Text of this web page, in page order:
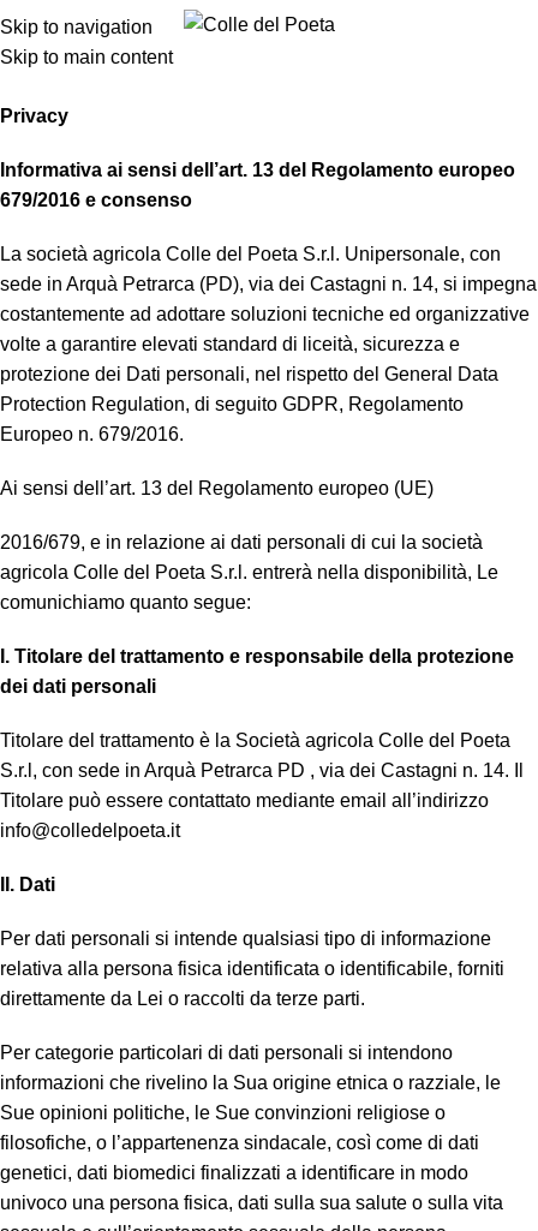
Skip to navigation
Skip to main content
Menu
Privacy Policy
Privacy
Informativa ai sensi dell’art. 13 del Regolamento europeo
679/2016 e consenso
La società agricola Colle del Poeta S.r.l. Unipersonale, con
sede in Arquà Petrarca (PD), via dei Castagni n. 14, si impegna
costantemente ad adottare soluzioni tecniche ed organizzative
volte a garantire elevati standard di liceità, sicurezza e
protezione dei Dati personali, nel rispetto del General Data
Protection Regulation, di seguito GDPR, Regolamento
Europeo n. 679/2016.
Ai sensi dell’art. 13 del Regolamento europeo (UE)
2016/679, e in relazione ai dati personali di cui la società
agricola Colle del Poeta S.r.l. entrerà nella disponibilità, Le
comunichiamo quanto segue:
I. Titolare del trattamento e responsabile della protezione
dei dati personali
Titolare del trattamento è la Società agricola Colle del Poeta
S.r.l, con sede in Arquà Petrarca PD , via dei Castagni n. 14. Il
Titolare può essere contattato mediante email all’indirizzo
info@colledelpoeta.it
II. Dati
Per dati personali si intende qualsiasi tipo di informazione
relativa alla persona fisica identificata o identificabile, forniti
direttamente da Lei o raccolti da terze parti.
Per categorie particolari di dati personali si intendono
informazioni che rivelino la Sua origine etnica o razziale, le
Sue opinioni politiche, le Sue convinzioni religiose o
filosofiche, o l’appartenenza sindacale, così come di dati
genetici, dati biomedici finalizzati a identificare in modo
univoco una persona fisica, dati sulla sua salute o sulla vita